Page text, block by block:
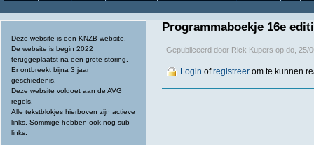
Deze website is een KNZB-website.
De website is begin 2022
teruggeplaatst na een grote storing.
Er ontbreekt bijna 3 jaar
geschiedenis.
Deze website voldoet aan de AVG
regels.
Alle tekstblokjes hierboven zijn actieve
links. Sommige hebben ook nog sub-
links.
Programmaboekje 16e
Gepubliceerd door Rick Kupers op do, 25/
Login ofregistreerom te kunnen